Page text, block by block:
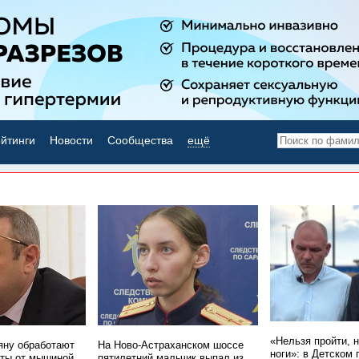
Новости Сообщества ещё
обработают
На Ново-Астраханском шоссе
«Нельзя пройти,
ноги»: в Детском